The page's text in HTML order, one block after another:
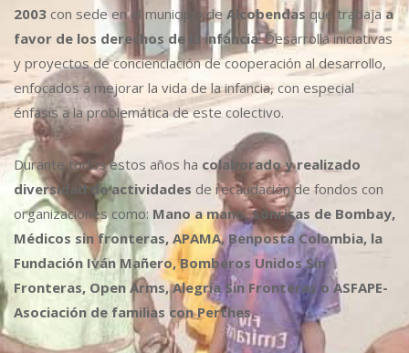
2003 con sede en el municipio de Alcobendas que trabaja a
favor de los derechos de la infancia. Desarrolla iniciativas
y proyectos de concienciación de cooperación al desarrollo,
enfocados a mejorar la vida de la infancia, con especial
énfasis a la problemática de este colectivo.
Durante todos estos años ha colaborado y realizado
diversidad de actividades de recaudación de fondos con
organizaciones como: Mano a mano, Sonrisas de Bombay,
Médicos sin fronteras, APAMA, Benposta Colombia, la
Fundación Iván Mañero, Bomberos Unidos Sin
Fronteras, Open Arms, Alegría Sin Fronteras o ASFAPE-
Asociación de familias con Perthes.